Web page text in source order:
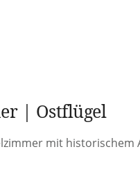
| Ostflügel
mit historischem